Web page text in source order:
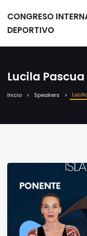
CONGRESO
DEPORTIVO
Lucila Pascua
Inicio Speakers